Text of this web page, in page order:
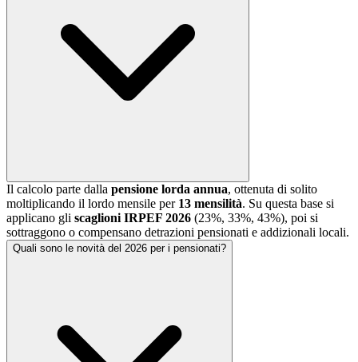
Il calcolo parte dalla pensione lorda annua, ottenuta di solito
moltiplicando il lordo mensile per 13 mensilità. Su questa base si
applicano gli scaglioni IRPEF 2026 (23%, 33%, 43%), poi si
sottraggono o compensano detrazioni pensionati e addizionali locali.
Quali sono le novità del 2026 per i pensionati?